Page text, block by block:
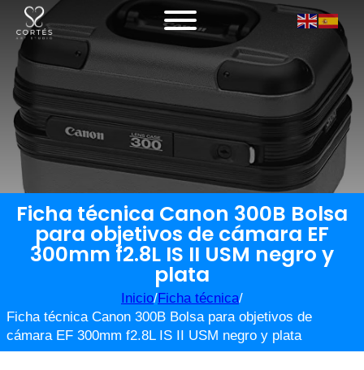
Ficha técnica Canon 300B Bolsa
para objetivos de cámara EF
300mm f2.8L IS II USM negro y
plata
Inicio/Ficha técnica/
Ficha técnica Canon 300B Bolsa para objetivos de
cámara EF 300mm f2.8L IS II USM negro y plata